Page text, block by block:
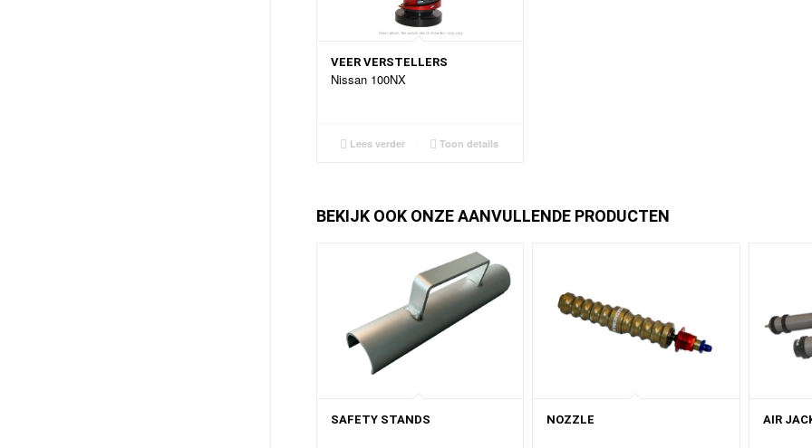
VEER VERSTELLERS
Nissan 100NX
Lees verder Toon details
BEKIJK OOK ONZE AANVULLENDE PRODUCTEN
SAFETY STANDS NOZZLE AIR